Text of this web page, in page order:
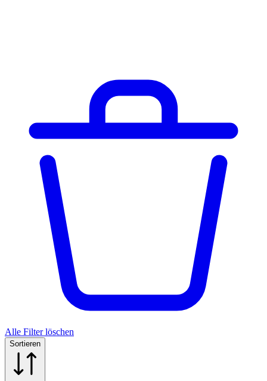
Alle Filter löschen
Sortieren